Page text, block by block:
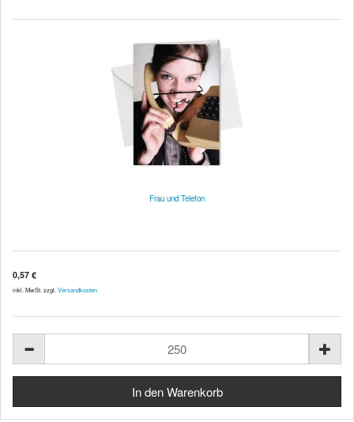
Frau und Telefon
0,57 €
inkl. MwSt. zzgl. Versandkosten